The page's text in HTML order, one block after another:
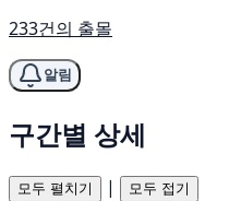
233건의 출몰
알림
구간별 상세
모두 펼치기 | 모두 접기